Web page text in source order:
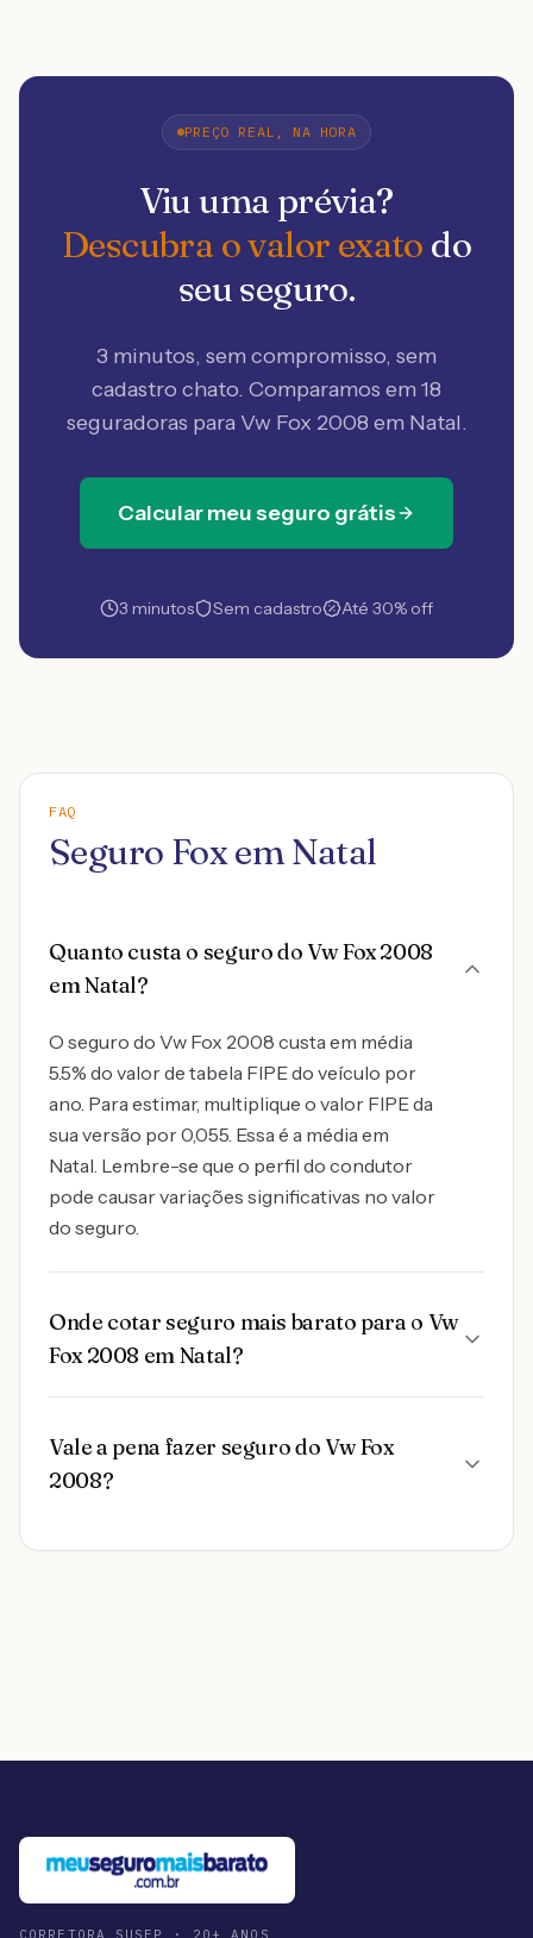
PREÇO REAL, NA HORA
Viu uma prévia?
Descubra o valor exato do
seu seguro.
3 minutos, sem compromisso, sem
cadastro chato. Comparamos em 18
seguradoras para Vw Fox 2008 em Natal.
Calcular meu seguro grátis
3 minutos Sem cadastro Até 30% off
FAQ
Seguro Fox em Natal
Quanto custa o seguro do Vw Fox 2008
em Natal?
O seguro do Vw Fox 2008 custa em média
5.5% do valor de tabela FIPE do veículo por
ano. Para estimar, multiplique o valor FIPE da
sua versão por 0,055. Essa é a média em
Natal. Lembre-se que o perfil do condutor
pode causar variações significativas no valor
do seguro.
Onde cotar seguro mais barato para o Vw
Fox 2008 em Natal?
Vale a pena fazer seguro do Vw Fox
2008?
CORRETORA SUSEP · 20+ ANOS